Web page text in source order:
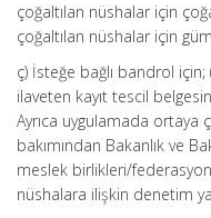
çoğaltılan nüshalar için
çoğaltılan nüshalar için
ç) İsteğe bağlı bandrol
ilaveten kayıt tescil
Ayrıca uygulamada ortaya
bakımından Bakanlık ve
meslek birlikleri/
nüshalara ilişkin denetim